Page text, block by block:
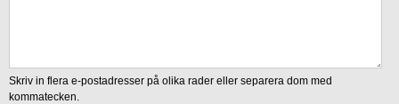
Skriv in flera e-postadresser på olika rader eller separera dom med
kommatecken.